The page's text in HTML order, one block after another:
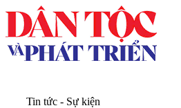
Tin tức - Sự kiện